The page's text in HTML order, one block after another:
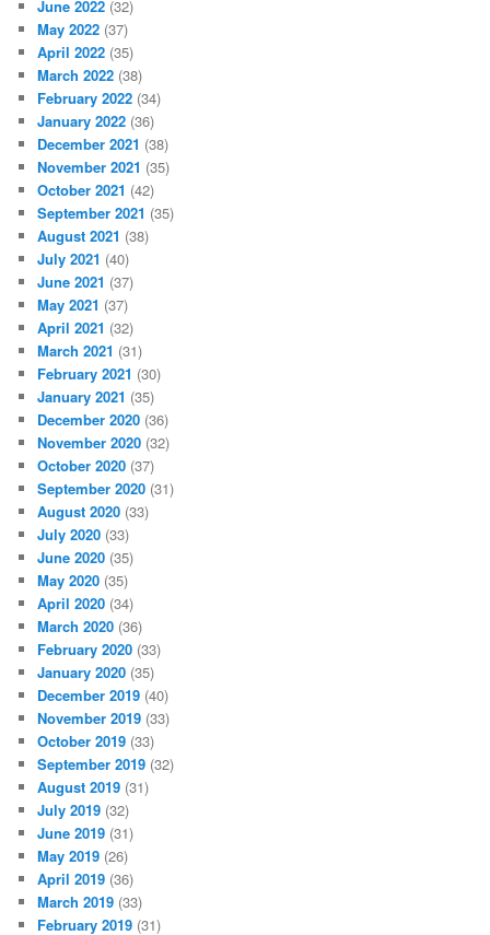
June 2022 (32)
May 2022 (37)
April 2022 (35)
March 2022 (38)
February 2022 (34)
January 2022 (36)
December 2021 (38)
November 2021 (35)
October 2021 (42)
September 2021 (35)
August 2021 (38)
July 2021 (40)
June 2021 (37)
May 2021 (37)
April 2021 (32)
March 2021 (31)
February 2021 (30)
January 2021 (35)
December 2020 (36)
November 2020 (32)
October 2020 (37)
September 2020 (31)
August 2020 (33)
July 2020 (33)
June 2020 (35)
May 2020 (35)
April 2020 (34)
March 2020 (36)
February 2020 (33)
January 2020 (35)
December 2019 (40)
November 2019 (33)
October 2019 (33)
September 2019 (32)
August 2019 (31)
July 2019 (32)
June 2019 (31)
May 2019 (26)
April 2019 (36)
March 2019 (33)
February 2019 (31)